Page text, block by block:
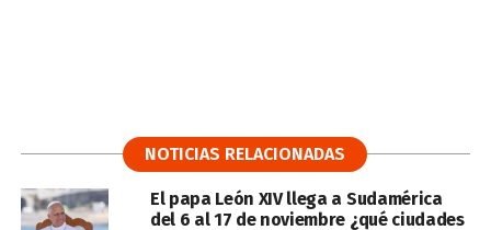
NOTICIAS RELACIONADAS
El papa León XIV llega a Sudamérica
del 6 al 17 de noviembre ¿qué ciudades